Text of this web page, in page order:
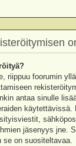
riippuu foorumin
antaa sinulle
käytettävissä.
jäsenyys jne.
on suositeltavaa.